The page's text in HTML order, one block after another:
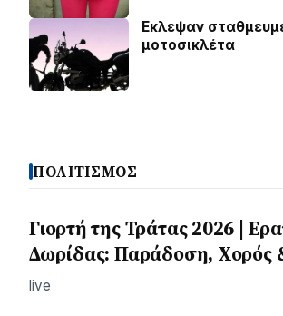
Εκλεψαν
μοτοσικλέτα
ΠΟΛΙΤΙΣΜΟΣ
Γιορτή της Τράτας 2026 |
Δωρίδας: Παράδοση, Χορός
live